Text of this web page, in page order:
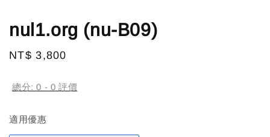
nul1.org (nu-B09)
Regular
NT$ 3,800
總分:0 - 0 評價
適用優惠